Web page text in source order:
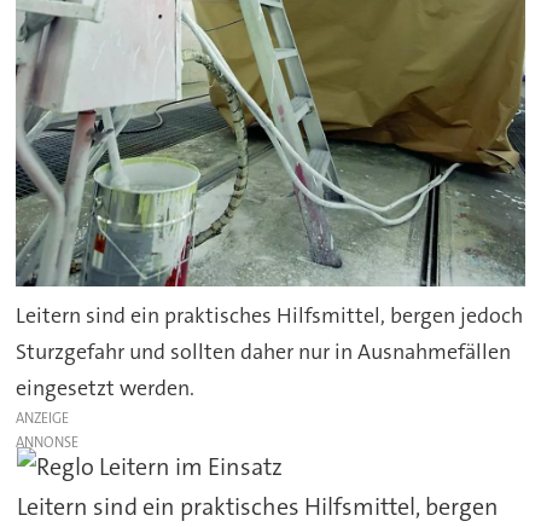
Leitern sind ein praktisches Hilfsmittel, bergen jedoch
Sturzgefahr und sollten daher nur in Ausnahmefällen
eingesetzt werden.
ANZEIGE
Leitern sind ein praktisches Hilfsmittel, bergen